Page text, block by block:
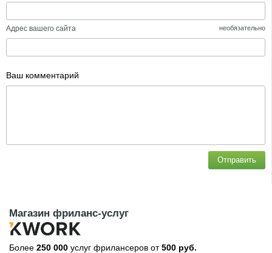
Адрес вашего сайта необязательно
Ваш комментарий
Отправить
Магазин фриланс-услуг
Более 250 000 услуг фрилансеров от500 руб.